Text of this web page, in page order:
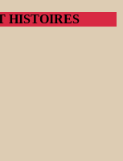
HISTOIRES